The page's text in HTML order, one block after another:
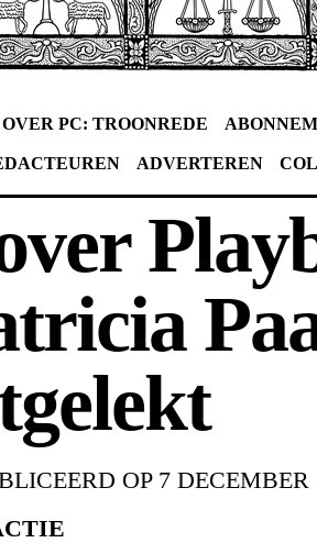
OVER PC: TROONREDE
ADVERTEREN
OP 7 DECEMBER